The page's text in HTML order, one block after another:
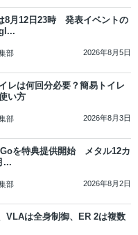
8月12日23時 発表イベントの
部 2026年8月5日
レは何回分必要？簡易トイレ
い方
部 2026年8月3日
を特典提供開始 メタル12カ
...
部 2026年8月2日
は全身制御、ER 2は複数